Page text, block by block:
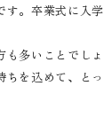
す。卒業式に入
多いことでしょ
ちを込めて、と